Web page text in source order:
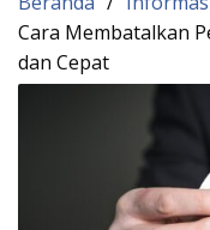
Cara Membatalkan
dan Cepat